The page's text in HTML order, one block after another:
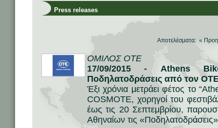
Press releases
Αποτελέσματα: «
ΟΜΙΛΟΣ ΟΤΕ
17/09/2015 - Athens
Ποδηλατοδράσεις από τον ΟΤΕ
Έξι χρόνια μετράει φέτος το
COSMOTE, χορηγοί του
έως τις 20 Σεπτεμβρίου,
Αθηναίων τις